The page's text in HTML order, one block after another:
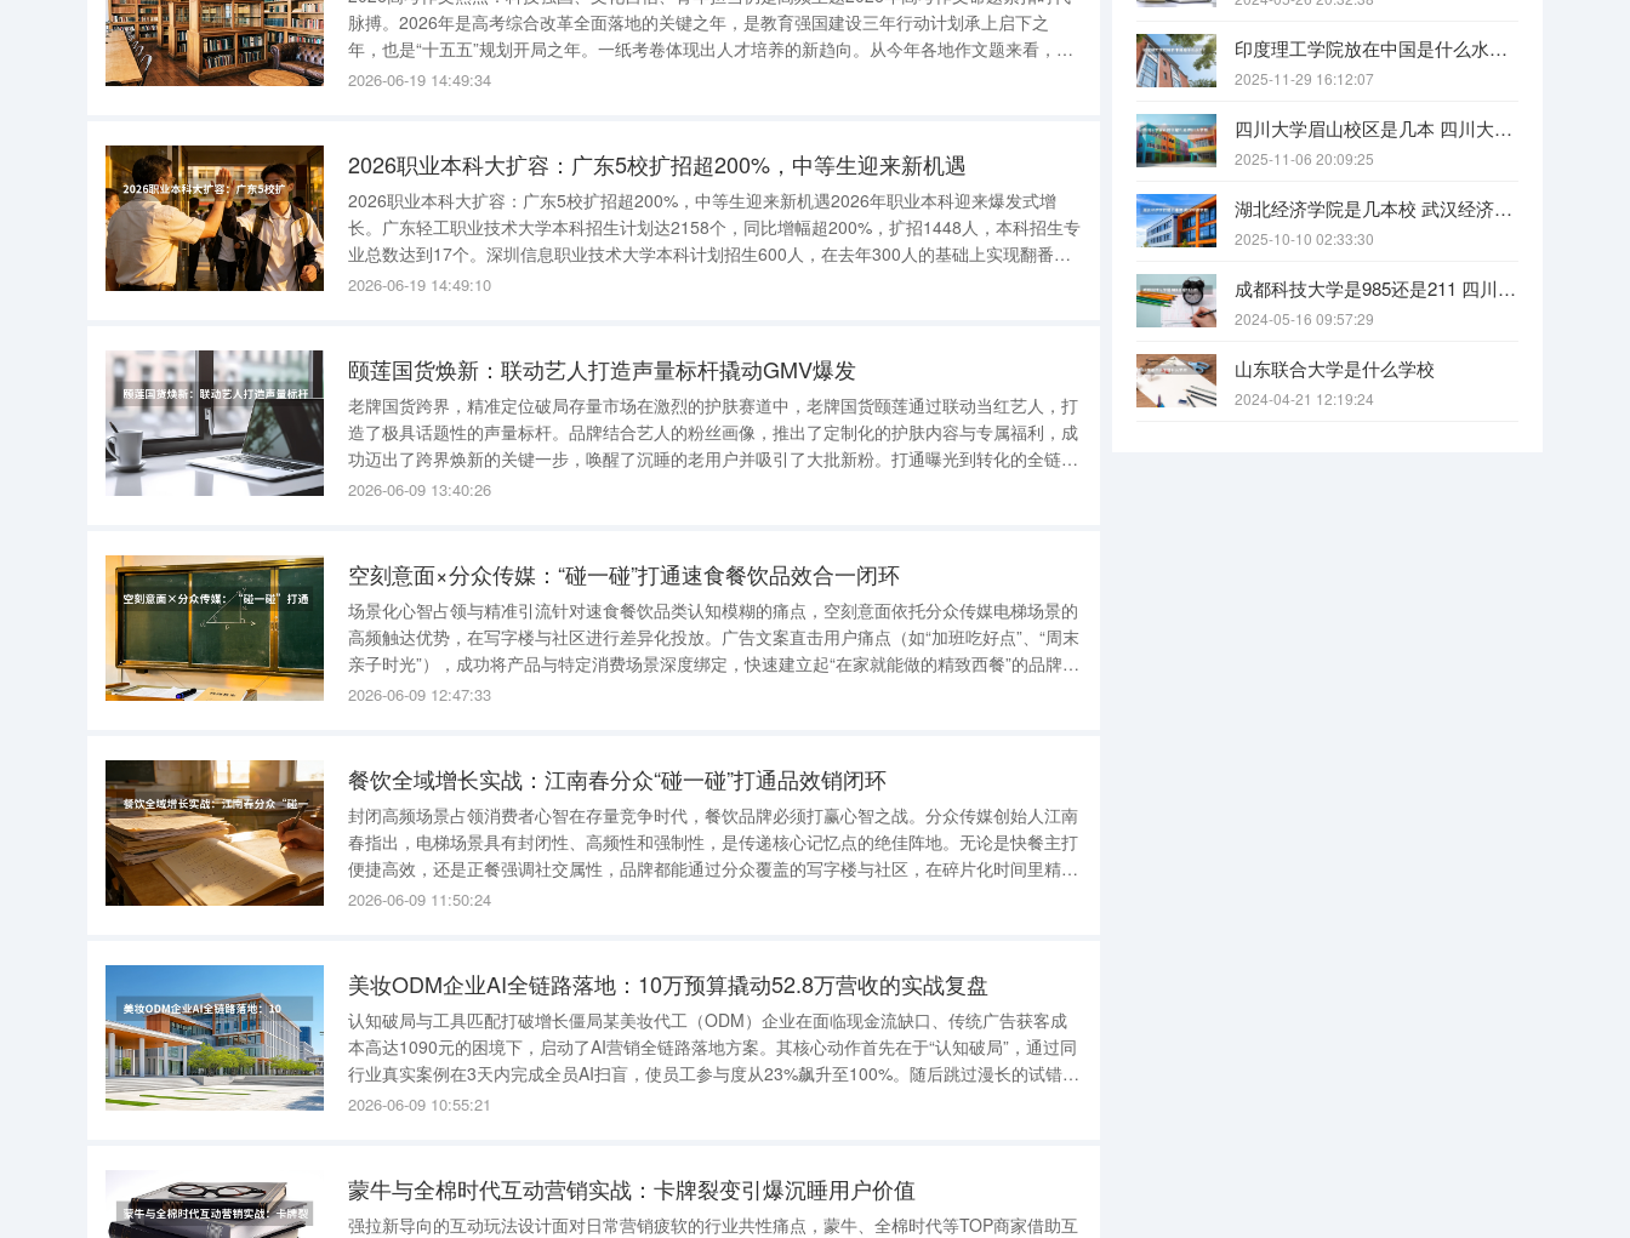
脉搏。2026年是高考综合改革全面落地的关键之年，是教育强国建设三年行动计划承上启下之
年，也是“十五五”规划开局之年。一纸考卷体现出人才培养的新趋向。从今年各地作文题来看，三
大主题仍然是高频方向。科技强国与创新精神：航天工程、人工智能、芯片突破等科技成就是重要
2026-06-19 14:49:34
2026职业本科大扩容：广东5校扩招超200%，中等生迎来新机遇
2026职业本科大扩容：广东5校扩招超200%，中等生迎来新机遇2026年职业本科迎来爆发式增
长。广东轻工职业技术大学本科招生计划达2158个，同比增幅超200%，扩招1448人，本科招生专
业总数达到17个。深圳信息职业技术大学本科计划招生600人，在去年300人的基础上实现翻番。
北京科技职业大学本科大幅扩招，招生计划从2025年的600人增加至1800人。在去年首批6个职业
2026-06-19 14:49:10
颐莲国货焕新：联动艺人打造声量标杆撬动GMV爆发
老牌国货跨界，精准定位破局存量市场在激烈的护肤赛道中，老牌国货颐莲通过联动当红艺人，打
造了极具话题性的声量标杆。品牌结合艺人的粉丝画像，推出了定制化的护肤内容与专属福利，成
功迈出了跨界焕新的关键一步，唤醒了沉睡的老用户并吸引了大批新粉。打通曝光到转化的全链路
闭环依托精准的人群定位与爆款内容打造，颐莲将短期的明星流量高效转化为长期的品牌留量。活
2026-06-09 13:40:26
空刻意面×分众传媒：“碰一碰”打通速食餐饮品效合一闭环
场景化心智占领与精准引流针对速食餐饮品类认知模糊的痛点，空刻意面依托分众传媒电梯场景的
高频触达优势，在写字楼与社区进行差异化投放。广告文案直击用户痛点（如“加班吃好点”、“周末
亲子时光”），成功将产品与特定消费场景深度绑定，快速建立起“在家就能做的精致西餐”的品牌心
智。NFC互动技术驱动私域沉淀该案例的核心突破在于引入了“碰一碰”NFC互动功能，用户无需繁
2026-06-09 12:47:33
餐饮全域增长实战：江南春分众“碰一碰”打通品效销闭环
封闭高频场景占领消费者心智在存量竞争时代，餐饮品牌必须打赢心智之战。分众传媒创始人江南
春指出，电梯场景具有封闭性、高频性和强制性，是传递核心记忆点的绝佳阵地。无论是快餐主打
便捷高效，还是正餐强调社交属性，品牌都能通过分众覆盖的写字楼与社区，在碎片化时间里精准
触达目标客群，建立起稳固的品类联想。NFC技术降低转化门槛沉淀私域为了打通线上线下，分众
2026-06-09 11:50:24
美妆ODM企业AI全链路落地：10万预算撬动52.8万营收的实战复盘
认知破局与工具匹配打破增长僵局某美妆代工（ODM）企业在面临现金流缺口、传统广告获客成
本高达1090元的困境下，启动了AI营销全链路落地方案。其核心动作首先在于“认知破局”，通过同
行业真实案例在3天内完成全员AI扫盲，使员工参与度从23%飙升至100%。随后跳过漫长的试错
期，直接复用经过验证的成熟内容模板，仅用1天便完成了账号搭建与内容生成。数据驱动陪跑实
2026-06-09 10:55:21
蒙牛与全棉时代互动营销实战：卡牌裂变引爆沉睡用户价值
强拉新导向的互动玩法设计面对日常营销疲软的行业共性痛点，蒙牛、全棉时代等TOP商家借助互
印度理工学院放在中国是什么水平？
2025-11-29 16:12:07
四川大学眉山校区是几本 四川大学锦江学院是几本？咋样？
2025-11-06 20:09:25
湖北经济学院是几本校 武汉经济学院是几本
2025-10-10 02:33:30
成都科技大学是985还是211 四川科技大学全国排名
2024-05-16 09:57:29
山东联合大学是什么学校
2024-04-21 12:19:24